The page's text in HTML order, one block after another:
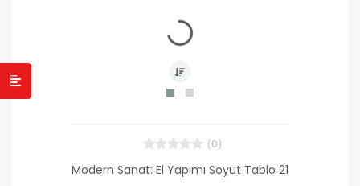
(0)
Modern Sanat: El Yapımı Soyut Tablo 21